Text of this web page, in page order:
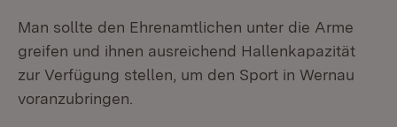
Man sollte den Ehrenamtlichen unter die Arme
greifen und ihnen ausreichend Hallenkapazität
zur Verfügung stellen, um den Sport in Wernau
voranzubringen.